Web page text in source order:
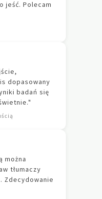
jeść. Polecam
dopasowany
badań się
można
tłumaczy
Zdecydowanie